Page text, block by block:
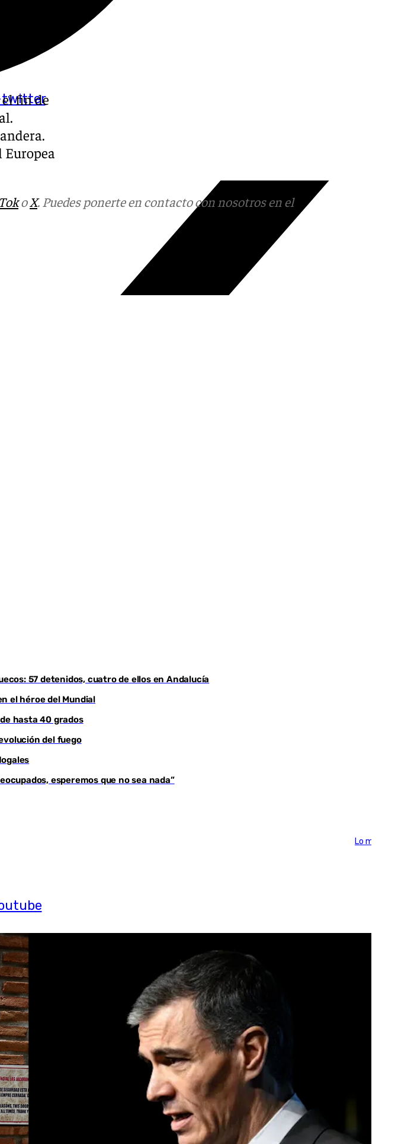
fin de
oX. Puedes ponerte en contacto con nosotros en el
57 detenidos, cuatro de ellos en Andalucía
el héroe del Mundial
hasta 40 grados
del fuego
esperemos que no sea nada”
Lo más visto >